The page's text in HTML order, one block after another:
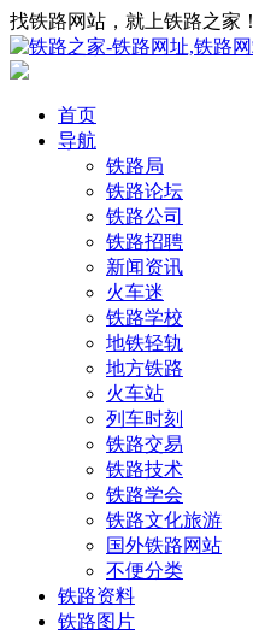
找铁路网站，就上铁路之家！
首页
导航
铁路局
铁路论坛
铁路公司
铁路招聘
新闻资讯
火车迷
铁路学校
地铁轻轨
地方铁路
火车站
列车时刻
铁路交易
铁路技术
铁路学会
铁路文化旅游
国外铁路网站
不便分类
铁路资料
铁路图片